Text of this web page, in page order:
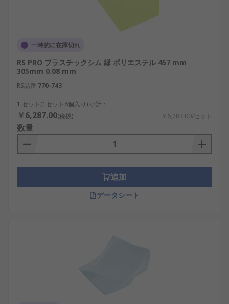
一時的に在庫切れ
RS PRO プラスチックシム 緑 ポリエステル 457 mm
305mm 0.08 mm
RS品番 770-743
1 セット(1セット8個入り) 小計：
￥6,287.00(税抜) ￥6,287.00/セット
数量
追加
データシート